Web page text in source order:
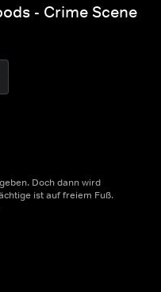
- Crime Scene
Doch dann wird
ist auf freiem Fuß.